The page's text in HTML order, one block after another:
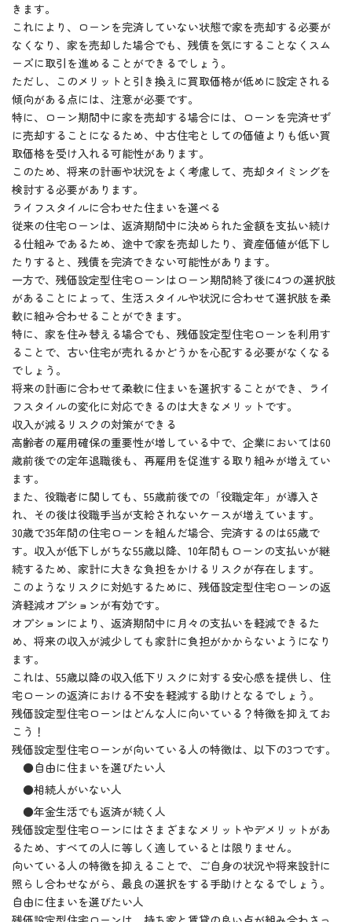
きます。
これにより、ローンを完済していない状態で家を売却する必要が
なくなり、家を売却した場合でも、残債を気にすることなくスム
ーズに取引を進めることができるでしょう。
ただし、このメリットと引き換えに買取価格が低めに設定される
傾向がある点には、注意が必要です。
特に、ローン期間中に家を売却する場合には、ローンを完済せず
に売却することになるため、中古住宅としての価値よりも低い買
取価格を受け入れる可能性があります。
このため、将来の計画や状況をよく考慮して、売却タイミングを
検討する必要があります。
ライフスタイルに合わせた住まいを選べる
従来の住宅ローンは、返済期間中に決められた金額を支払い続け
る仕組みであるため、途中で家を売却したり、資産価値が低下し
たりすると、残債を完済できない可能性があります。
一方で、残価設定型住宅ローンはローン期間終了後に4つの選択肢
があることによって、生活スタイルや状況に合わせて選択肢を柔
軟に組み合わせることができます。
特に、家を住み替える場合でも、残価設定型住宅ローンを利用す
ることで、古い住宅が売れるかどうかを心配する必要がなくなる
でしょう。
将来の計画に合わせて柔軟に住まいを選択することができ、ライ
フスタイルの変化に対応できるのは大きなメリットです。
収入が減るリスクの対策ができる
高齢者の雇用確保の重要性が増している中で、企業においては60
歳前後での定年退職後も、再雇用を促進する取り組みが増えてい
ます。
また、役職者に関しても、55歳前後での「役職定年」が導入さ
れ、その後は役職手当が支給されないケースが増えています。
30歳で35年間の住宅ローンを組んだ場合、完済するのは65歳で
す。収入が低下しがちな55歳以降、10年間もローンの支払いが継
続するため、家計に大きな負担をかけるリスクが存在します。
このようなリスクに対処するために、残価設定型住宅ローンの返
済軽減オプションが有効です。
オプションにより、返済期間中に月々の支払いを軽減できるた
め、将来の収入が減少しても家計に負担がかからないようになり
ます。
これは、55歳以降の収入低下リスクに対する安心感を提供し、住
宅ローンの返済における不安を軽減する助けとなるでしょう。
残価設定型住宅ローンはどんな人に向いている？特徴を抑えてお
こう！
残価設定型住宅ローンが向いている人の特徴は、以下の3つです。
●自由に住まいを選びたい人
●相続人がいない人
●年金生活でも返済が続く人
残価設定型住宅ローンにはさまざまなメリットやデメリットがあ
るため、すべての人に等しく適しているとは限りません。
向いている人の特徴を抑えることで、ご自身の状況や将来設計に
照らし合わせながら、最良の選択をする手助けとなるでしょう。
自由に住まいを選びたい人